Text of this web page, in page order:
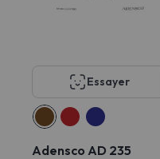
Essayer
Adensco AD 235